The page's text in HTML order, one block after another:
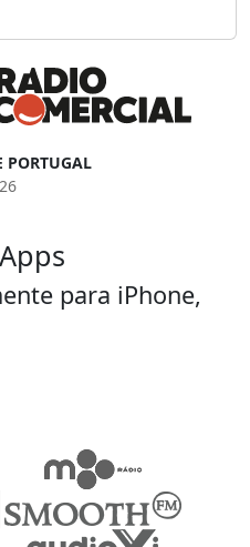
PORTUGAL
para iPhone,